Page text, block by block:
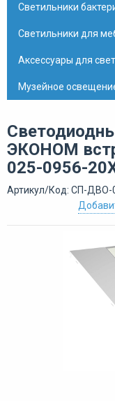
Светильники
Светильники для
Аксессуары для
Музейное
ЭКОНОМ
025-0956-
Артикул/Код: СП-ДВО-